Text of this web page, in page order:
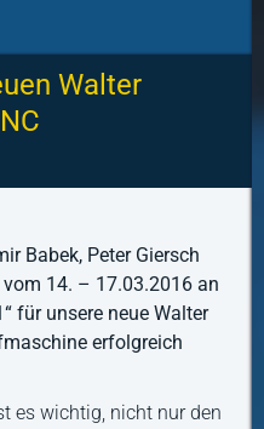
Walter
Babek, Peter Giersch
14. – 17.03.2016 an
für unsere neue Walter
erfolgreich
es wichtig, nicht nur den